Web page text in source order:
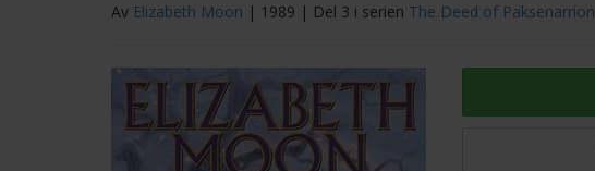
Av Elizabeth Moon | 1989 | Del 3 i serien The Deed of Paksenarrion